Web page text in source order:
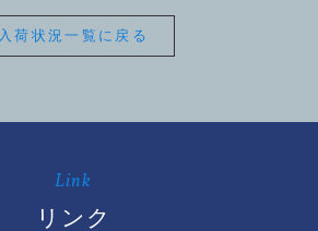
入荷状況一覧に戻る
Link
リンク